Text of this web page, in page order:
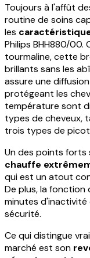
Toujours à l'affût
routine de soins
les
Philips BHH880/00.
tourmaline, cette
brillants sans les
assure une
protégeant les
température sont
types de cheveux,
trois types de
Un des points forts
chauffe
qui est un atout
De plus, la fonction
minutes
sécurité.
Ce qui distingue
marché est son